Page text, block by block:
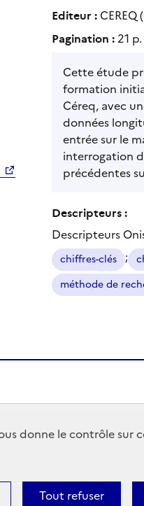
donne le contrôle sur
Tout refuser
Editeur :
Pagination : 21 p.
Cette étude
formation
Céreq, avec
données
entrée sur le
interrogation
précédentes
Descripteurs :
Descripteurs
chiffres-clés ;
méthode de